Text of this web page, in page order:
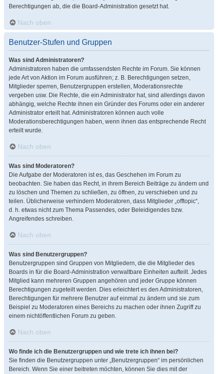
Berechtigungen ab, die die Board-Administration gesetzt hat.
Nach oben
Benutzer-Stufen und Gruppen
Was sind Administratoren?
Administratoren haben die umfassendsten Rechte im Forum. Sie können
jede Art von Aktion im Forum ausführen; z. B. Berechtigungen setzen,
Mitglieder sperren, Benutzergruppen erstellen, Moderationsrechte
vergeben usw. Die Rechte, die ein Administrator hat, sind allerdings davon
abhängig, welche Rechte ihnen ein Gründer des Forums oder ein anderer
Administrator erteilt hat. Administratoren können auch volle
Moderationsberechtigungen haben, wenn ihnen das entsprechende Recht
erteilt wurde.
Nach oben
Was sind Moderatoren?
Die Aufgabe der Moderatoren ist es, das Geschehen im Forum zu
beobachten. Sie haben das Recht, in ihrem Bereich Beiträge zu ändern und
zu löschen und Themen zu schließen, zu öffnen, zu verschieben und zu
teilen. Üblicherweise verhindern Moderatoren, dass Mitglieder „offtopic“,
d. h. etwas nicht zum Thema Passendes, oder Beleidigendes bzw.
Angreifendes schreiben.
Nach oben
Was sind Benutzergruppen?
Benutzergruppen sind Gruppen von Mitgliedern, die die Mitglieder des
Boards in für die Board-Administration verwaltbare Einheiten aufteilt. Jedes
Mitglied kann mehreren Gruppen angehören und jeder Gruppe können
Berechtigungen zugeteilt werden. Dies erleichtert es den Administratoren,
Berechtigungen für mehrere Benutzer auf einmal zu ändern und sie zum
Beispiel zu Moderatoren eines Bereichs zu machen oder ihnen Zugriff zu
einem nichtöffentlichen Forum zu geben.
Nach oben
Wo finde ich die Benutzergruppen und wie trete ich ihnen bei?
Sie finden die Benutzergruppen unter „Benutzergruppen“ im persönlichen
Bereich. Wenn Sie einer beitreten möchten, können Sie dies mit der